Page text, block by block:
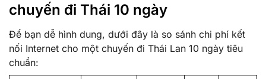
chuyến đi Thái 10 ngày
Để bạn dễ hình dung, dưới đây là so sánh chi phí kết
nối Internet cho một chuyến đi Thái Lan 10 ngày tiêu
chuẩn: